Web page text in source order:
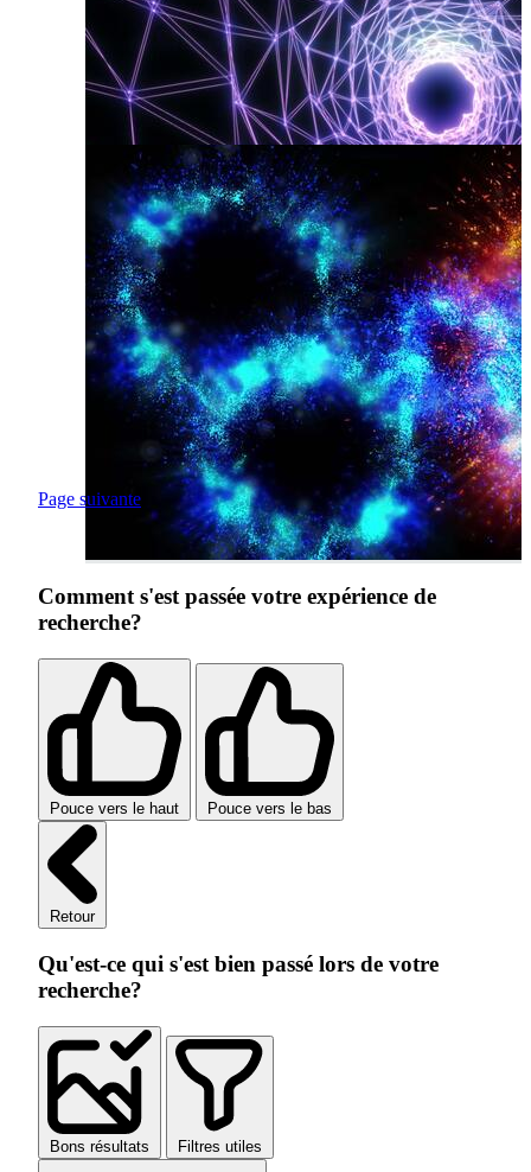
Page suivante
Comment s'est passée votre expérience de
recherche?
Pouce vers le haut Pouce vers le bas
Retour
Qu'est-ce qui s'est bien passé lors de votre
recherche?
Bons résultats Filtres utiles